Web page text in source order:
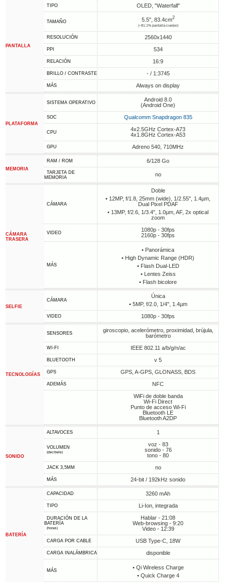
PANTALLA
TIPO OLED, "Waterfall"
TAMAÑO 5.5", 83.4cm2
(~81.1% pantalla-cuerpo)
RESOLUCIÓN 2560x1440
PPI 534
RELACIÓN 16:9
BRILLO / CONTRASTE - / 1:3745
MÁS Always on display
PLATAFORMA
SISTEMA OPERATIVO
Android 8.0
(Android One)
SOC Qualcomm Snapdragon 835
CPU
4x2.5GHz Cortex-A73
4x1.8GHz Cortex-A53
GPU Adreno 540, 710MHz
MEMORIA
RAM / ROM 6/128 Go
TARJETA DE
MEMORIA
no
CÁMARA
TRASERA
CÁMARA
Doble
• 12MP, f/1.8, 25mm (wide), 1/2.55", 1.4µm,
Dual Pixel PDAF
• 13MP, f/2.6, 1/3.4", 1.0µm, AF, 2x optical
zoom
VIDEO
1080p - 30fps
2160p - 30fps
MÁS
• Panorámica
• High Dynamic Range (HDR)
• Flash Dual-LED
• Lentes Zeiss
• Flash bicolore
SELFIE
CÁMARA
Única
• 5MP, f/2.0, 1/4", 1.4µm
VIDEO 1080p - 30fps
TECNOLOGÍAS
SENSORES
giroscopio, acelerómetro, proximidad, brújula,
barómetro
WI-FI IEEE 802.11 a/b/g/n/ac
BLUETOOTH v 5
GPS GPS, A-GPS, GLONASS, BDS
ADEMÁS
NFC
WiFi de doble banda
Wi-Fi Direct
Punto de acceso Wi-Fi
Bluetooth LE
Bluetooth A2DP
SONIDO
ALTAVOCES 1
VOLUMEN
(decibele)
voz - 83
sonido - 76
tono - 80
JACK 3,5MM no
MÁS 24-bit / 192kHz sonido
BATERÍA
CAPACIDAD 3260 mAh
TIPO Li-Ion, integrada
DURACIÓN DE LA
BATERÍA
(horas)
Hablar - 21:08
Web-browsing - 9:20
Video - 12:39
CARGA POR CABLE USB Type-C, 18W
CARGA INALÁMBRICA disponible
MÁS
• Qi Wireless Charge
• Quick Charge 4